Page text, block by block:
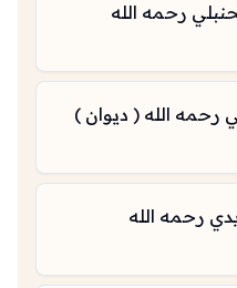
رحمه الله
رحمه الله ( ديوان )
رحمه الله